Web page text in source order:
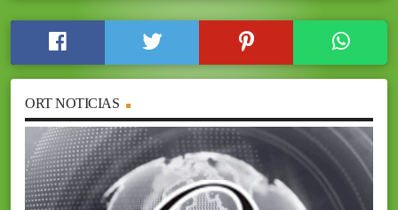
ORT NOTICIAS